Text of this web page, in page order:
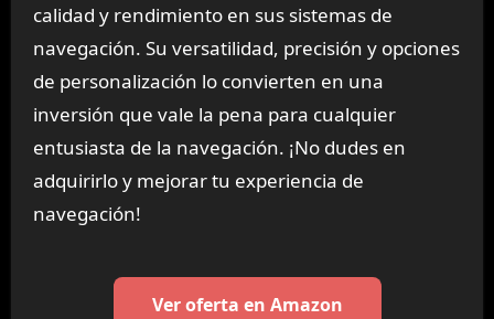
calidad y rendimiento en sus sistemas de
navegación. Su versatilidad, precisión y opciones
de personalización lo convierten en una
inversión que vale la pena para cualquier
entusiasta de la navegación. ¡No dudes en
adquirirlo y mejorar tu experiencia de
navegación!
Ver oferta en Amazon